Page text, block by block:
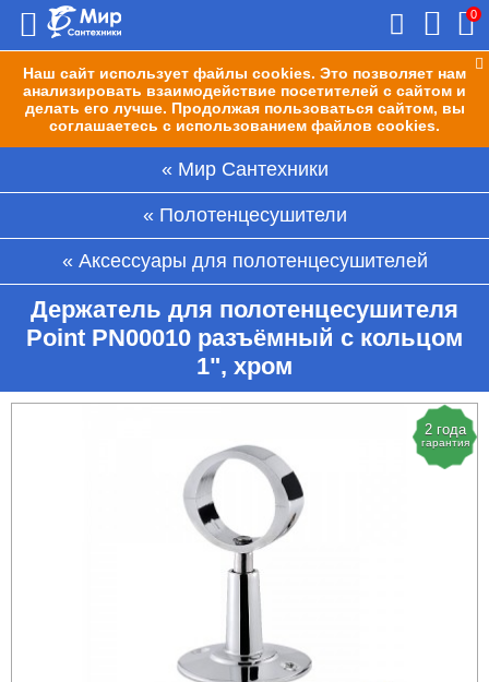
Наш сайт использует файлы cookies. Это позволяет нам
анализировать взаимодействие посетителей с сайтом и
делать его лучше. Продолжая пользоваться сайтом, вы
соглашаетесь с использованием файлов cookies.
0
Мир Сантехники
Полотенцесушители
Аксессуары для полотенцесушителей
Держатель для полотенцесушителя
Point PN00010 разъёмный с кольцом
1", хром
2 года
гарантия